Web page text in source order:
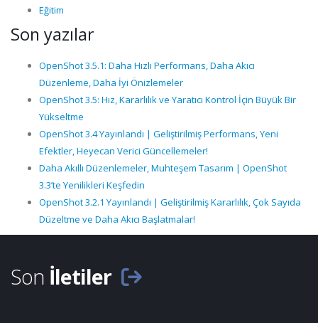
Eğitim
Son yazılar
OpenShot 3.5.1: Daha Hızlı Performans, Daha Akıcı
Düzenleme, Daha İyi Önizlemeler
OpenShot 3.5: Hız, Kararlılık ve Yaratıcı Kontrol İçin Büyük Bir
Yükseltme
OpenShot 3.4 Yayınlandı | Geliştirilmiş Performans, Yeni
Efektler, Heyecan Verici Güncellemeler!
Daha Akıllı Düzenlemeler, Muhteşem Tasarım | OpenShot
3.3’te Yenilikleri Keşfedin
OpenShot 3.2.1 Yayınlandı | Geliştirilmiş Kararlılık, Çok Sayıda
Düzeltme ve Daha Akıcı Başlatmalar!
Son İletiler